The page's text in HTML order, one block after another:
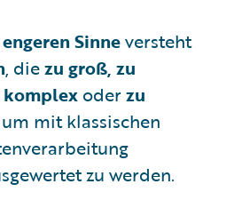
Sinneversteht
, diezu groß, zu
oderzu
mit klassischen
zu werden.